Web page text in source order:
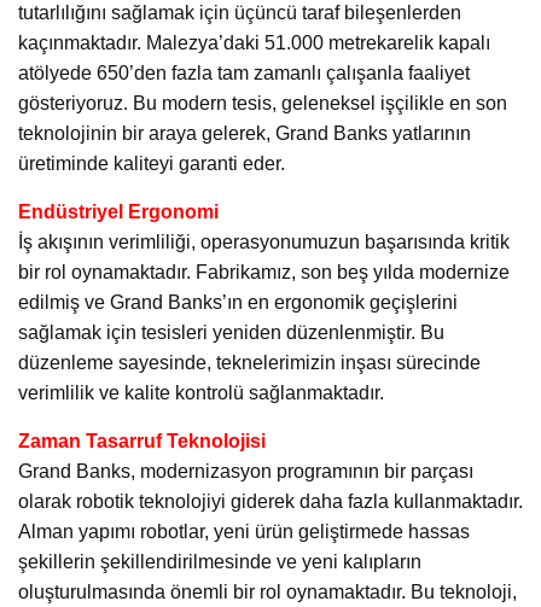
tutarlılığını sağlamak için üçüncü taraf bileşenlerden
kaçınmaktadır. Malezya’daki 51.000 metrekarelik kapalı
atölyede 650’den fazla tam zamanlı çalışanla faaliyet
gösteriyoruz. Bu modern tesis, geleneksel işçilikle en son
teknolojinin bir araya gelerek, Grand Banks yatlarının
üretiminde kaliteyi garanti eder.
Endüstriyel Ergonomi
İş akışının verimliliği, operasyonumuzun başarısında kritik
bir rol oynamaktadır. Fabrikamız, son beş yılda modernize
edilmiş ve Grand Banks’ın en ergonomik geçişlerini
sağlamak için tesisleri yeniden düzenlenmiştir. Bu
düzenleme sayesinde, teknelerimizin inşası sürecinde
verimlilik ve kalite kontrolü sağlanmaktadır.
Zaman Tasarruf Teknolojisi
Grand Banks, modernizasyon programının bir parçası
olarak robotik teknolojiyi giderek daha fazla kullanmaktadır.
Alman yapımı robotlar, yeni ürün geliştirmede hassas
şekillerin şekillendirilmesinde ve yeni kalıpların
oluşturulmasında önemli bir rol oynamaktadır. Bu teknoloji,